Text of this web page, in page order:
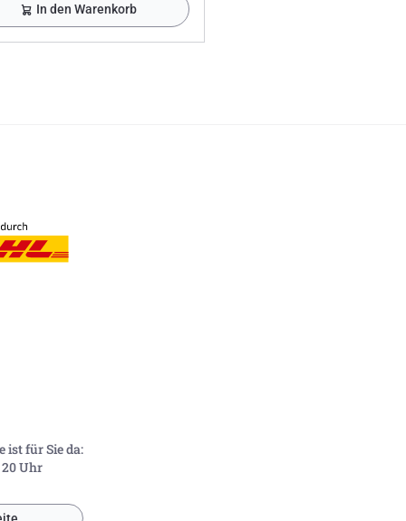
In den Warenkorb
ist für Sie da:
Uhr